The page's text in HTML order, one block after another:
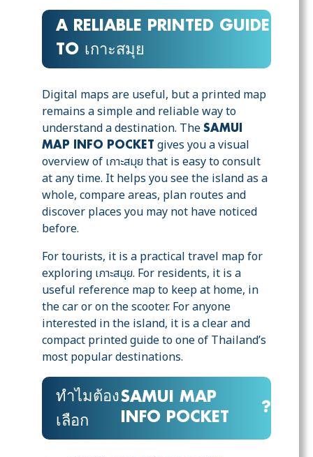
A RELIABLE PRINTED GUIDE
TO เกาะสมุย
Digital maps are useful, but a printed map
remains a simple and reliable way to
understand a destination. The SAMUI
MAP INFO POCKET gives you a visual
overview of เกาะสมุย that is easy to consult
at any time. It helps you see the island as a
whole, compare areas, plan routes and
discover places you may not have noticed
before.
For tourists, it is a practical travel map for
exploring เกาะสมุย. For residents, it is a
useful reference map to keep at home, in
the car or on the scooter. For anyone
interested in the island, it is a clear and
compact printed guide to one of Thailand’s
most popular destinations.
ทำไมต้อง
เลือก
SAMUI MAP
INFO POCKET
?